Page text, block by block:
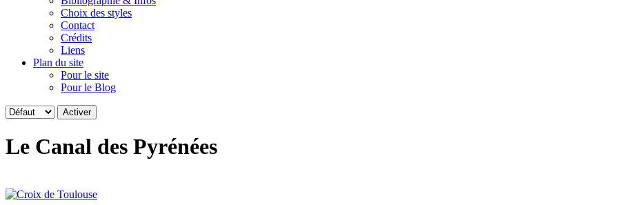
Choix des styles
Contact
Crédits
Liens
Plan du site
Pour le site
Pour le Blog
Le Canal des Pyrénées